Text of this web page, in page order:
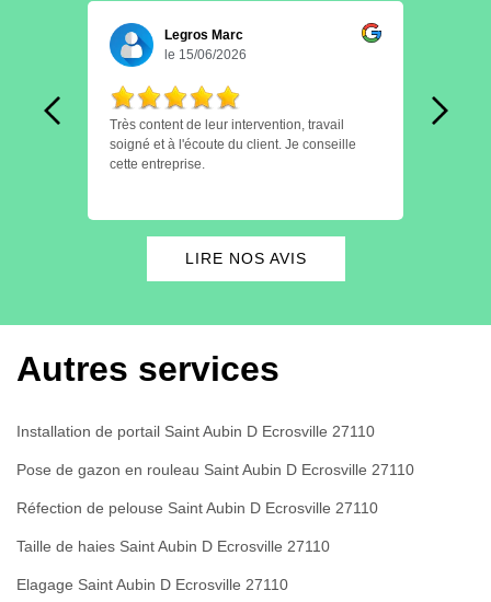
Legros Marc
le 15/06/2026
Très content de leur intervention, travail
soigné et à l'écoute du client. Je conseille
cette entreprise.
LIRE NOS AVIS
Autres services
Installation de portail Saint Aubin D Ecrosville 27110
Pose de gazon en rouleau Saint Aubin D Ecrosville 27110
Réfection de pelouse Saint Aubin D Ecrosville 27110
Taille de haies Saint Aubin D Ecrosville 27110
Elagage Saint Aubin D Ecrosville 27110